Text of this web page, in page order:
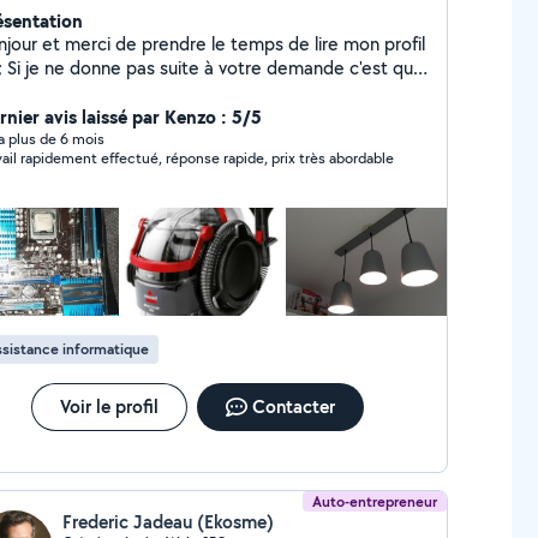
et merci de prendre le temps de lire mon profil
répondre. Vous pourrez ainsi vous adresser
avec un autre voisin. Électronicien de
mais surtout touche à tout, j'ai le sens
petit électroménager ou appareil
sur lesquels je peux travailler à mon
Malheureusement je n'ai plus trop le temps
les déplacements et la réparation de gros
électroménager. Contactez moi avant de jeter ; ).
avis laissé par Kenzo : 5/5
plus de 6 mois
rapidement effectué, réponse rapide, prix très abordable
informatique
Voir le profil Contacter
Auto-entrepreneur
Frederic Jadeau (Ekosme)